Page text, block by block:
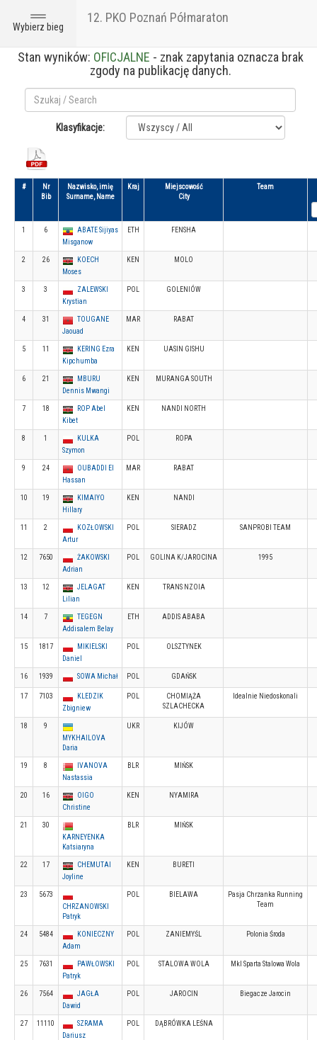
Toggle
navigation
Wybierz bieg
12. PKO Poznań Półmaraton
Stan wyników: OFICJALNE - znak zapytania oznacza brak
zgody na publikację danych.
Klasyfikacje:
#
Nr
Bib
Nazwisko, imię
Surname, Name
Kraj
Miejscowość
City
Team
1 6
ABATE Sijiyas
Misganow
ETH FENSHA
2 26
KOECH
Moses
KEN MOLO
3 3
ZALEWSKI
Krystian
POL GOLENIÓW
4 31
TOUGANE
Jaouad
MAR RABAT
5 11
KERING Ezra
Kipchumba
KEN UASIN GISHU
6 21
MBURU
Dennis Mwangi
KEN MURANGA SOUTH
7 18
ROP Abel
Kibet
KEN NANDI NORTH
8 1
KULKA
Szymon
POL ROPA
9 24
OUBADDI El
Hassan
MAR RABAT
10 19
KIMAIYO
Hillary
KEN NANDI
11 2
KOZŁOWSKI
Artur
POL SIERADZ SANPROBI TEAM
12 7650
ŻAKOWSKI
Adrian
POL GOLINA K/JAROCINA 1995
13 12
JELAGAT
Lilian
KEN TRANS NZOIA
14 7
TEGEGN
Addisalem Belay
ETH ADDIS ABABA
15 1817
MIKIELSKI
Daniel
POL OLSZTYNEK
16 1939 SOWA Michał POL GDAŃSK
17 7103
KLEDZIK
Zbigniew
POL
CHOMIĄŻA
SZLACHECKA
Idealnie Niedoskonali
18
9
MYKHAILOVA
Daria
UKR KIJÓW
19 8
IVANOVA
Nastassia
BLR MIŃSK
20 16
OIGO
Christine
KEN NYAMIRA
21
30
KARNEYENKA
Katsiaryna
BLR MIŃSK
22 17
CHEMUTAI
Joyline
KEN BURETI
23
5673
CHRZANOWSKI
Patryk
POL BIELAWA
Pasja Chrzanka Running
Team
24 5484
KONIECZNY
Adam
POL ZANIEMYŚL Polonia Środa
25 7631
PAWŁOWSKI
Patryk
POL STALOWA WOLA Mkl Sparta Stalowa Wola
26 7564
JAGŁA
Dawid
POL JAROCIN Biegacze Jarocin
27 11110
SZRAMA
Dariusz
POL DĄBRÓWKA LEŚNA